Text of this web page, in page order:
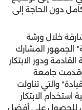
دون الحاجة إلى
خلال ورشة
الجمهور المشارك
ودور الابتكار
مئوية الإمارات 2071. وقدمت جامعة
والتي تناولت
استخدام الابتكار
للحصول على أفضل